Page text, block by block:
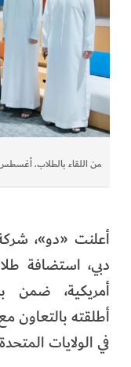
من اللقاء بالطلاب. أغسطس
أعلنت «دو»،
دبي، استضافة
أطلقته بالتعاون
في الولايات